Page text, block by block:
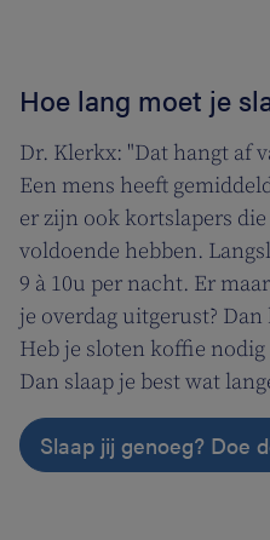
Hoe lang moet je
Dr. Klerkx: "Dat hangt af
Een mens heeft
er zijn ook kortslapers
voldoende hebben.
9 à 10u per nacht. Er
je overdag uitgerust? Dan
Heb je sloten koffie
Dan slaap je best wat
Slaap jij genoeg? Doe